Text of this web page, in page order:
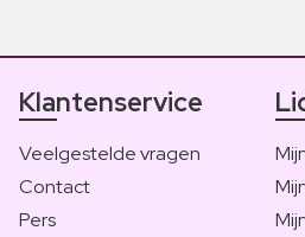
Klantenservice
Veelgestelde vragen
Contact
Pers